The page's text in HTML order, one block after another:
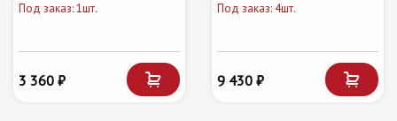
Под заказ: 1шт.
3 360 ₽
Под заказ: 4шт.
9 430 ₽